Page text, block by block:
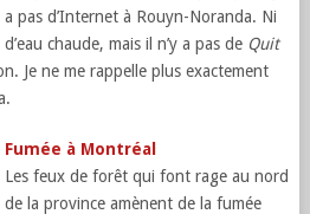
a pas d’Internet à Rouyn-Noranda. Ni
d’eau chaude, mais il n’y a pas de Quit
Je ne me rappelle plus exactement
Fumée à Montréal
Les feux de forêt qui font rage au nord
de la province amènent de la fumée